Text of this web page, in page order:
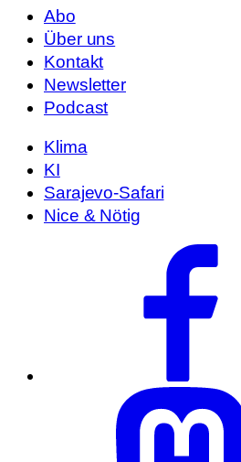
Abo
Über uns
Kontakt
Newsletter
Podcast
Klima
KI
Sarajevo-Safari
Nice & Nötig